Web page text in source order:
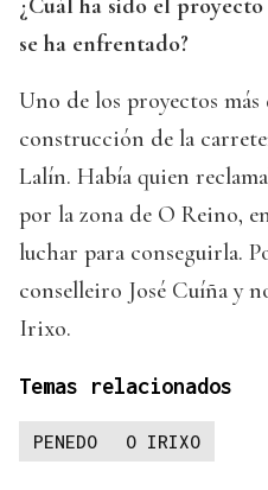
¿Cuál ha sido el
se ha enfrentado?
Uno de los proyectos
construcción de la
Lalín. Había quien
por la zona de O Reino,
luchar para conseguirla.
conselleiro José Cuíña y
Irixo.
Temas relacionados
PENEDO O IRIXO